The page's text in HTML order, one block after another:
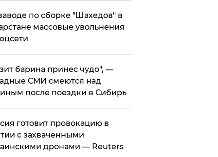
по сборке "Шахедов" в
массовые увольнения
барина принес чудо", —
СМИ смеются над
после поездки в Сибирь
готовит провокацию в
с захваченными
дронами — Reuters